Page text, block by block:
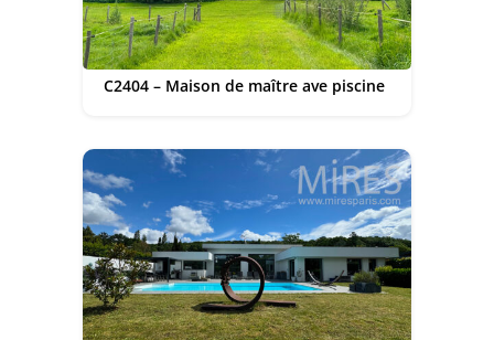
C2404 – Maison de maître ave piscine